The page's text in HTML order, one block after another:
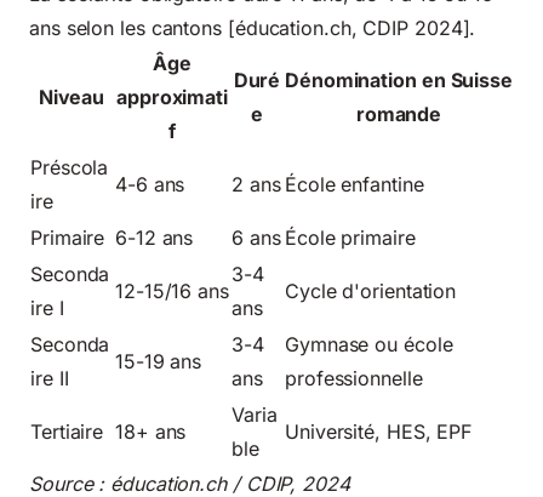
ans selon les cantons [éducation.ch, CDIP 2024].
Niveau
Âge
approximati
f
Duré
e
Dénomination en Suisse
romande
Préscola
ire
4-6 ans 2 ans École enfantine
Primaire 6-12 ans 6 ans École primaire
Seconda
ire I
12-15/16 ans
3-4
ans
Cycle d'orientation
Seconda
ire II
15-19 ans
3-4
ans
Gymnase ou école
professionnelle
Tertiaire 18+ ans
Varia
ble
Université, HES, EPF
Source : éducation.ch / CDIP, 2024